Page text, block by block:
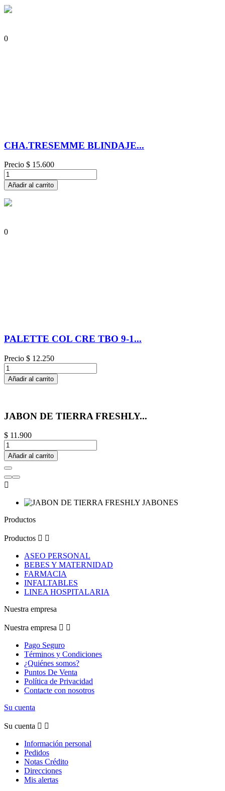
0
CHA.TRESEMME BLINDAJE...
Precio $ 15.600
Añadir al carrito
0
PALETTE COL CRE TBO 9-1...
Precio $ 12.250
Añadir al carrito
JABON DE TIERRA FRESHLY...
$ 11.900
Añadir al carrito

Productos
Productos  
ASEO PERSONAL
BEBES Y MATERNIDAD
FARMACIA
INFALTABLES
LINEA HOSPITALARIA
Nuestra empresa
Nuestra empresa  
Pago Seguro
Términos y Condiciones
¿Quiénes somos?
Puntos De Venta
Política de Privacidad
Contacte con nosotros
Su cuenta
Su cuenta  
Información personal
Pedidos
Notas Crédito
Direcciones
Mis alertas